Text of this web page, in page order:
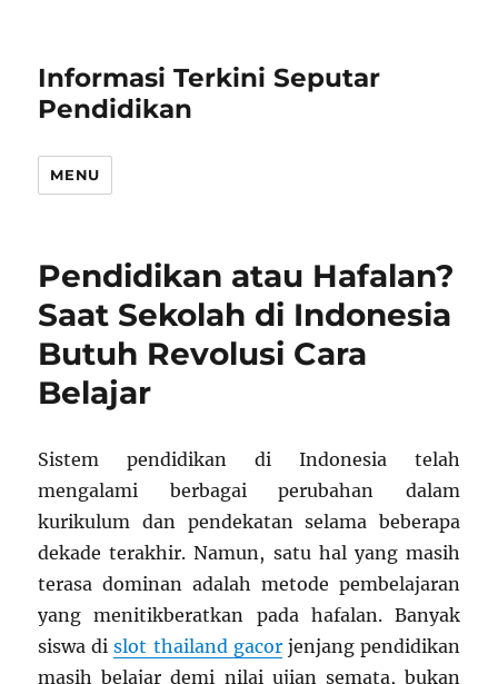
Informasi Terkini Seputar
Pendidikan
MENU
Pendidikan atau Hafalan?
Saat Sekolah di Indonesia
Butuh Revolusi Cara
Belajar
Sistem pendidikan di Indonesia telah
mengalami berbagai perubahan dalam
kurikulum dan pendekatan selama beberapa
dekade terakhir. Namun, satu hal yang masih
terasa dominan adalah metode pembelajaran
yang menitikberatkan pada hafalan. Banyak
siswa dislot thailand gacorjenjang pendidikan
masih belajar demi nilai ujian semata, bukan